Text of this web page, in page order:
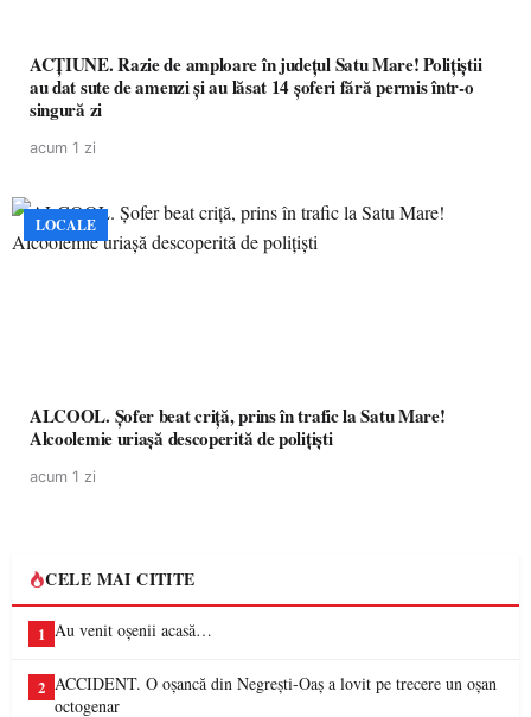
ACȚIUNE. Razie de amploare în județul Satu Mare! Polițiștii
au dat sute de amenzi și au lăsat 14 șoferi fără permis într-o
singură zi
acum 1 zi
LOCALE
ALCOOL. Șofer beat criță, prins în trafic la Satu Mare!
Alcoolemie uriașă descoperită de polițiști
acum 1 zi
CELE MAI CITITE
1 Au venit oșenii acasă…
2 ACCIDENT. O oșancă din Negrești-Oaș a lovit pe trecere un oșan
octogenar